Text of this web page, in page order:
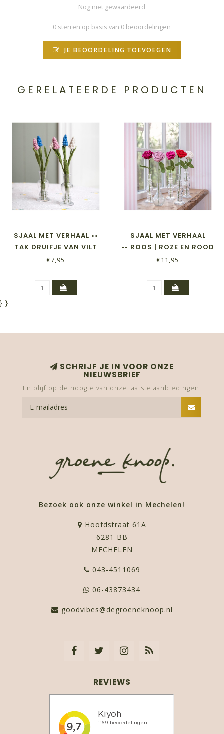
Nog niet gewaardeerd
0 sterren op basis van 0 beoordelingen
JE BEOORDELING TOEVOEGEN
GERELATEERDE PRODUCTEN
SJAAL MET VERHAAL ••
TAK DRUIFJE VAN VILT
€7,95
SJAAL MET VERHAAL
•• ROOS | ROZE EN ROOD
€11,95
} }
SCHRIJF JE IN VOOR ONZE
NIEUWSBRIEF
En blijf op de hoogte van onze laatste aanbiedingen!
Bezoek ook onze winkel in Mechelen!
Hoofdstraat 61A
6281 BB
MECHELEN
043-4511069
06-43873434
goodvibes@degroeneknoop.nl
REVIEWS